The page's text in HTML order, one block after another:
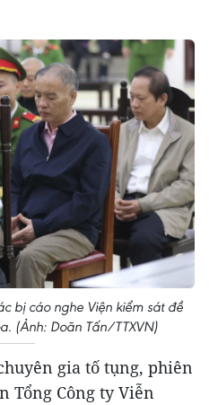
bị cáo nghe Viện kiểm sát đề
(Ảnh: Doãn Tấn/TTXVN)
gia tố tụng, phiên
Tổng Công ty Viễn